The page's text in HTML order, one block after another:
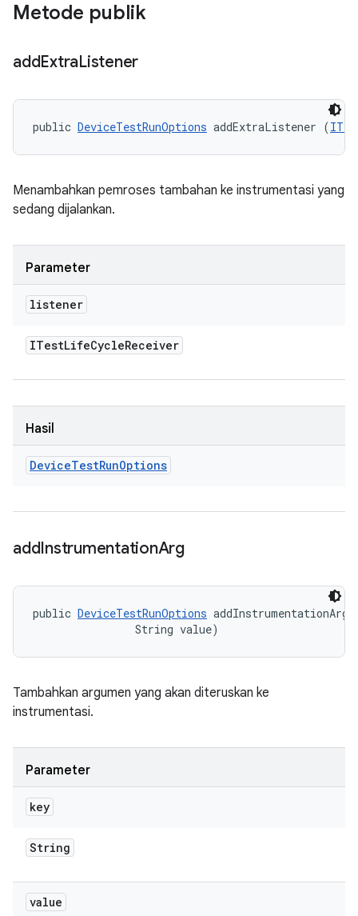
Metode publik
addExtraListener
public DeviceTestRunOptions addExtraListener (
Menambahkan pemroses tambahan ke instrumentasi yang
sedang dijalankan.
Parameter
listener
ITestLifeCycleReceiver
Hasil
DeviceTestRunOptions
addInstrumentationArg
public DeviceTestRunOptions
                String value)
Tambahkan argumen yang akan diteruskan ke
instrumentasi.
Parameter
key
String
value